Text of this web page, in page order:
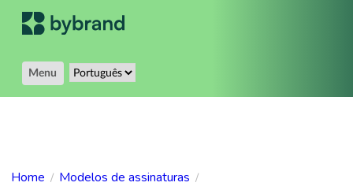
Menu
Home / Modelos de assinaturas /